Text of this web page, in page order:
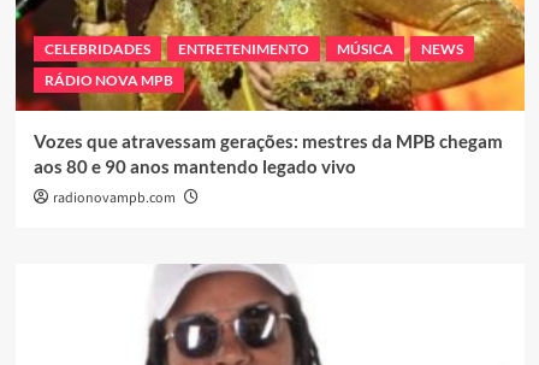
CELEBRIDADES ENTRETENIMENTO MÚSICA
NEWS
RÁDIO NOVA MPB
Vozes que atravessam gerações: mestres da MPB chegam
aos 80 e 90 anos mantendo legado vivo
radionovampb.com